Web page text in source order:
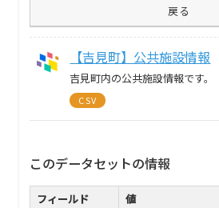
戻る
【吉見町】公共施設情報
吉見町内の公共施設情報です。
CSV
このデータセットの情報
フィールド
値